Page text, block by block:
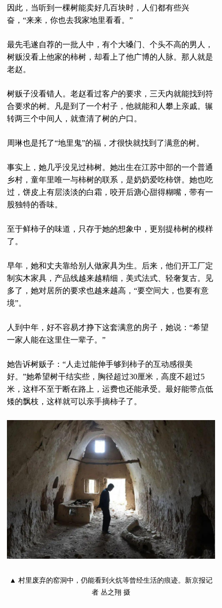
因此，当听到一棵树能卖好几百块时，人们都有些兴
奋，“来来，你也去我家地里看看。”
最先毛遂自荐的一批人中，有个大嗓门、个头不高的男人，
树贩没看上他家的柿树，却看上了他广博的人脉。那人就是
老赵。
树贩子没看错人。老赵看过客户的要求，三天内就能找到符
合要求的树。凡是到了一个村子，他就能和人攀上亲戚。辗
转两三个中间人，就查清了树的户口。
周琳也是托了“地里鬼”的福，才很快就找到了满意的树。
事实上，她几乎没见过柿树。她出生在江苏中部的一个普通
乡村，童年里唯一与柿树的联系，是奶奶爱吃柿饼。她也吃
过，饼皮上有层淡淡的白霜，咬开后溏心甜得糊嘴，带有一
股独特的香味。
至于鲜柿子的味道，只存于她的想象中，更别提柿树的模样
了。
早年，她和丈夫靠给别人做家具为生。后来，他们开工厂定
制实木家具，产品线越来越精细，美式法式、轻奢复古。见
多了，她对居所的要求也越来越高，“要空间大，也要有意
境”。
人到中年，好不容易才挣下这套满意的房子，她说：“希望
一家人能在这里住一辈子。”
她告诉树贩子：“人走过能伸手够到柿子的互动感很美
好。”她希望树干结实些，胸径超过30厘米，高度不超过5
米，这样不至于断在路上，运费也还能承受。最好能带点低
矮的飘枝，这样就可以亲手摘柿子了。
▲ 村里废弃的窑洞中，仍能看到火炕等曾经生活的痕迹。新京报记
者 丛之翔 摄